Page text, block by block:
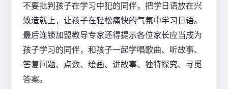
不要批判孩子在学习中犯的同伴，把学日语放在兴
致造就上，让孩子在轻松痛快的气氛中学习日语。
最后连锁加盟教导专家还得提示各位家长应当成为
孩子学习的同伴，和孩子一起学唱歌曲、听故事、
答复问题、点数、绘画、讲故事、独特探究、寻觅
答案。